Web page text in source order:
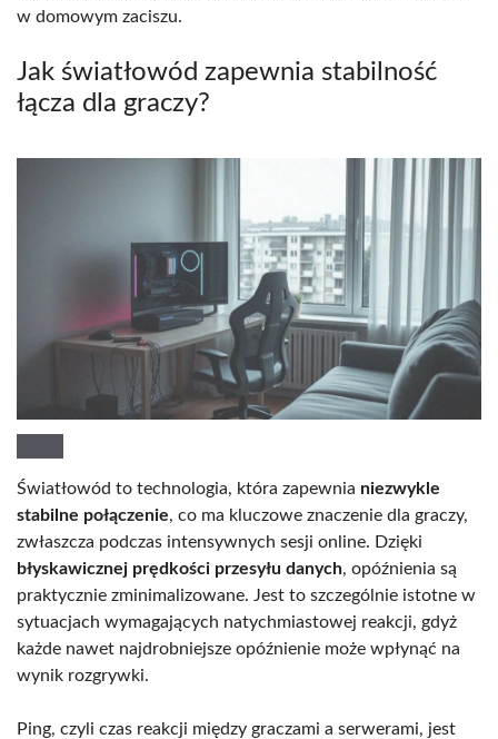
w domowym zaciszu.
Jak światłowód zapewnia stabilność
łącza dla graczy?
Światłowód to technologia, która zapewnia niezwykle
stabilne połączenie, co ma kluczowe znaczenie dla graczy,
zwłaszcza podczas intensywnych sesji online. Dzięki
błyskawicznej prędkości przesyłu danych, opóźnienia są
praktycznie zminimalizowane. Jest to szczególnie istotne w
sytuacjach wymagających natychmiastowej reakcji, gdyż
każde nawet najdrobniejsze opóźnienie może wpłynąć na
wynik rozgrywki.
Ping, czyli czas reakcji między graczami a serwerami, jest